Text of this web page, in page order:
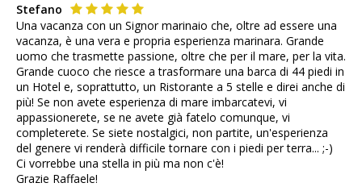
Stefano
Una vacanza con un Signor marinaio che, oltre ad essere una
vacanza, è una vera e propria esperienza marinara. Grande
uomo che trasmette passione, oltre che per il mare, per la vita.
Grande cuoco che riesce a trasformare una barca di 44 piedi in
un Hotel e, soprattutto, un Ristorante a 5 stelle e direi anche di
più! Se non avete esperienza di mare imbarcatevi, vi
appassionerete, se ne avete già fatelo comunque, vi
completerete. Se siete nostalgici, non partite, un'esperienza
del genere vi renderà difficile tornare con i piedi per terra... ;-)
Ci vorrebbe una stella in più ma non c'è!
Grazie Raffaele!